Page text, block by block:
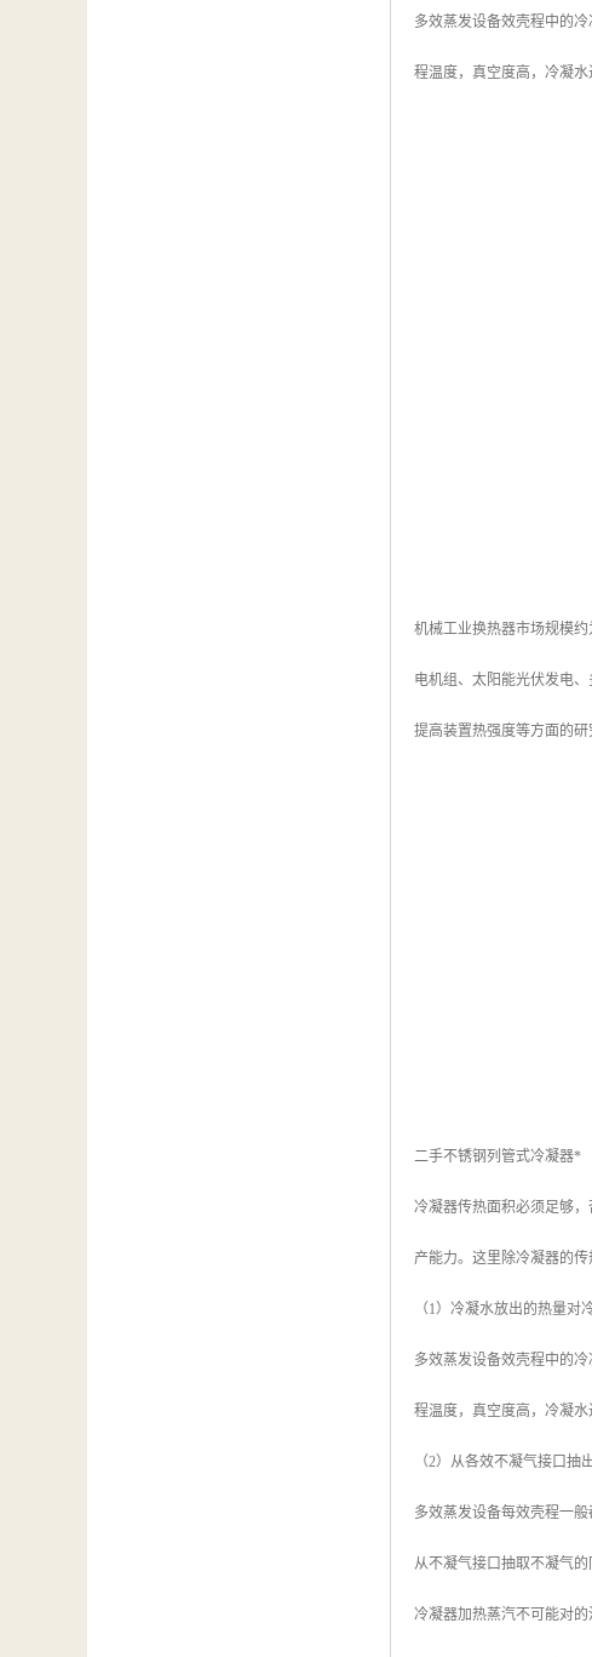
多效蒸发设备效壳程中的
程温度，真空度高，冷凝
机械工业换热器市场规模
电机组、太阳能光伏发电
提高装置热强度等方面的研
二手不锈钢列管式冷凝器*
冷凝器传热面积必须足够
产能力。这里除冷凝器的
（1）冷凝水放出的热量对
多效蒸发设备效壳程中的
程温度，真空度高，冷凝
（2）从各效不凝气接口抽
多效蒸发设备每效壳程一
从不凝气接口抽取不凝气
冷凝器加热蒸汽不可能对的